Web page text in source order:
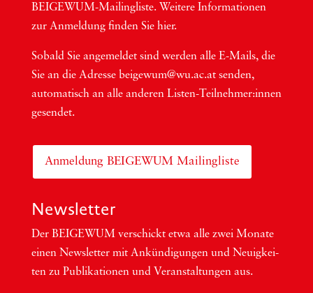
BEI­GEWUM-Mai­ling­lis­te. Wei­te­re Infor­ma­tio­nen
zur Anmel­dung fin­den Sie hier.
Sobald Sie ange­mel­det sind wer­den alle E-Mails, die
Sie an die Adres­se beigewum@wu.ac.at sen­den,
auto­ma­tisch an alle ande­ren Lis­ten-Teil­neh­me­r:in­nen
gesendet.
Anmeldung BEIGEWUM Mailingliste
Newsletter
Der BEIGEWUM ver­schickt etwa alle zwei Mona­te
einen News­let­ter mit Ankün­di­gun­gen und Neu­ig­kei­
ten zu Publi­ka­tio­nen und Ver­an­stal­tun­gen aus.